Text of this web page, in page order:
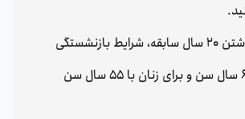
در صورت داشتن 20 سال سابقه، شرایط بازنشستگی
برای مردان با 60 سال سن و برای زنان با 55 سال سن